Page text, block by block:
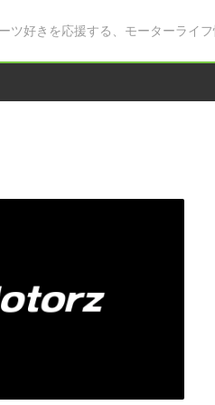
好きを応援する、モーターライフ